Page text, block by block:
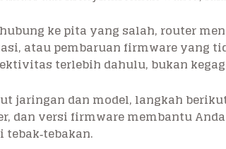
ke pita yang salah, router
atau pembaruan firmware yang
terlebih dahulu, bukan
jaringan dan model, langkah
dan versi firmware membantu